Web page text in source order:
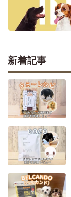
新着記事